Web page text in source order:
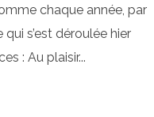
chaque année, par
qui s’est déroulée hier
: Au plaisir...